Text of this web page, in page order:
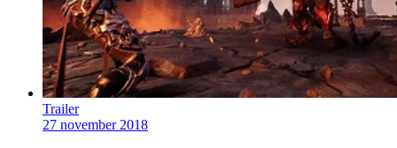
Trailer
27 november 2018